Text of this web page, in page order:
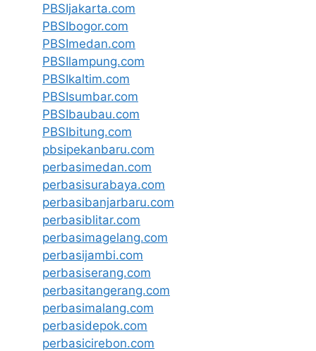
PBSIjakarta.com
PBSIbogor.com
PBSImedan.com
PBSIlampung.com
PBSIkaltim.com
PBSIsumbar.com
PBSIbaubau.com
PBSIbitung.com
pbsipekanbaru.com
perbasimedan.com
perbasisurabaya.com
perbasibanjarbaru.com
perbasiblitar.com
perbasimagelang.com
perbasijambi.com
perbasiserang.com
perbasitangerang.com
perbasimalang.com
perbasidepok.com
perbasicirebon.com